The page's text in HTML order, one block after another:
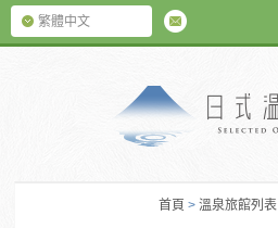
繁體中文
首頁 > 溫泉旅館列表